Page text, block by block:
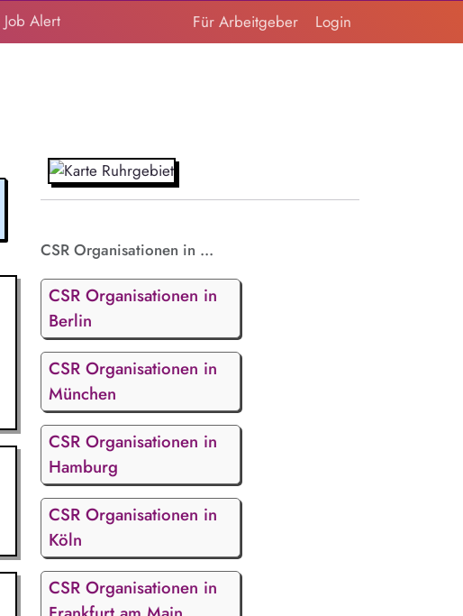
Job Alert Für Arbeitgeber Login
CSR Organisationen in ...
CSR Organisationen in
Berlin
CSR Organisationen in
München
CSR Organisationen in
Hamburg
CSR Organisationen in
Köln
CSR Organisationen in